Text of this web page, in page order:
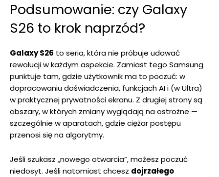
Podsumowanie: czy Galaxy
S26 to krok naprzód?
Galaxy S26 to seria, która nie próbuje udawać
rewolucji w każdym aspekcie. Zamiast tego Samsung
punktuje tam, gdzie użytkownik ma to poczuć: w
dopracowaniu doświadczenia, funkcjach AI i (w Ultra)
w praktycznej prywatności ekranu. Z drugiej strony są
obszary, w których zmiany wyglądają na ostrożne —
szczególnie w aparatach, gdzie ciężar postępu
przenosi się na algorytmy.
Jeśli szukasz „nowego otwarcia”, możesz poczuć
niedosyt. Jeśli natomiast chcesz dojrzałego